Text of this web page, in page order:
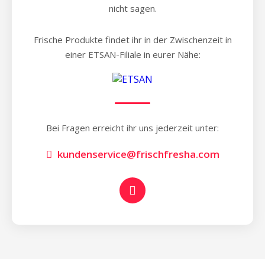
nicht sagen.
Frische Produkte findet ihr in der Zwischenzeit in
einer ETSAN-Filiale in eurer Nähe:
Bei Fragen erreicht ihr uns jederzeit unter:
kundenservice@frischfresha.com